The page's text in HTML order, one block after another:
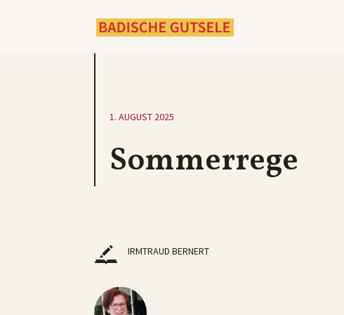
1. AUGUST 2025
Sommerrege
IRMTRAUD BERNERT